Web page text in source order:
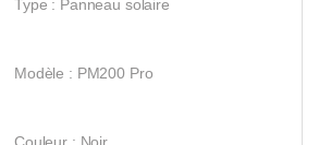
Type : Panneau solaire
Modèle : PM200 Pro